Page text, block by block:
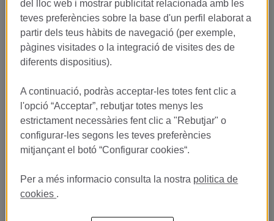
Monument Hotel 5GL, uno de los hoteles más exclusivos de
Barcelona, buscamos incorporar un/aestudiante en prácticas
para Recepcióncon pasión por la atención al cliente y ganas
de desarrollarse en el sector hospitality de lujo.
Management, esta oportunidad te permitirá conocer el
funcionamiento de un hotel 5 estrellas gran lujo desde el
corazón de la experiencia del huésped.
¿Qué aprenderás con nosotros?
Durante tus prácticas colaborarás con el equipo de Front Office
en tareas como:
del lloc web i mostrar publicitat relacionada amb les
teves preferències sobre la base d'un perfil elaborat a
partir dels teus hàbits de navegació (per exemple,
pàgines visitades o la integració de visites des de
diferents dispositius).
A continuació, podràs acceptar-les totes fent clic a
l'opció “Acceptar”, rebutjar totes menys les
estrictament necessàries fent clic a "Rebutjar" o
configurar-les segons les teves preferències
mitjançant el botó “Configurar cookies“.
Per a més informacio consulta la nostra politica de
cookies .